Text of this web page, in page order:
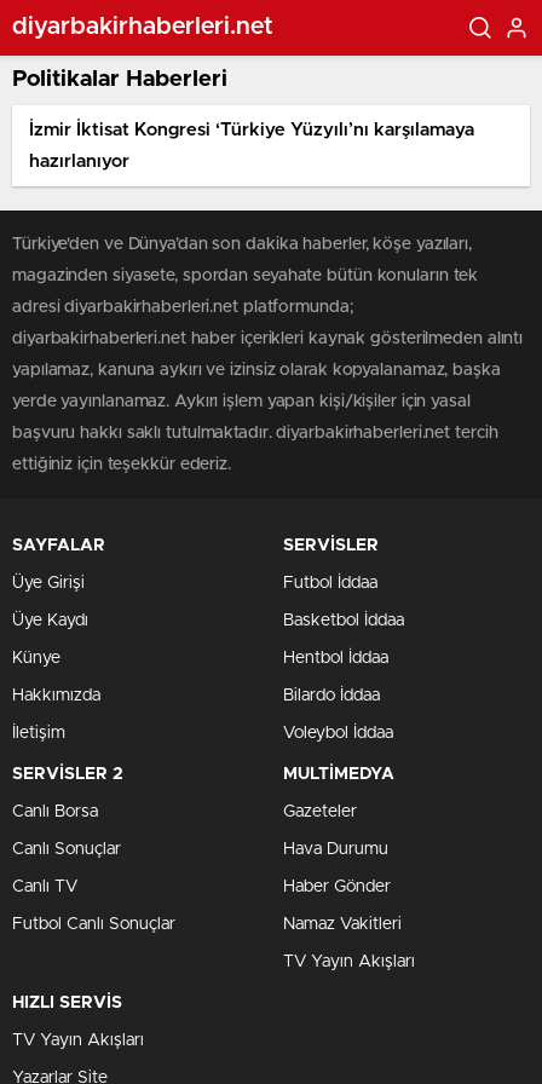
diyarbakirhaberleri.net
Politikalar Haberleri
İzmir İktisat Kongresi ‘Türkiye Yüzyılı’nı karşılamaya
hazırlanıyor
Türkiye'den ve Dünya’dan son dakika haberler, köşe yazıları,
magazinden siyasete, spordan seyahate bütün konuların tek
adresi diyarbakirhaberleri.net platformunda;
diyarbakirhaberleri.net haber içerikleri kaynak gösterilmeden alıntı
yapılamaz, kanuna aykırı ve izinsiz olarak kopyalanamaz, başka
yerde yayınlanamaz. Aykırı işlem yapan kişi/kişiler için yasal
başvuru hakkı saklı tutulmaktadır. diyarbakirhaberleri.net tercih
ettiğiniz için teşekkür ederiz.
SAYFALAR
Üye Girişi
Üye Kaydı
Künye
Hakkımızda
İletişim
SERVİSLER
Futbol İddaa
Basketbol İddaa
Hentbol İddaa
Bilardo İddaa
Voleybol İddaa
SERVİSLER 2
Canlı Borsa
Canlı Sonuçlar
Canlı TV
Futbol Canlı Sonuçlar
MULTİMEDYA
Gazeteler
Hava Durumu
Haber Gönder
Namaz Vakitleri
TV Yayın Akışları
HIZLI SERVİS
TV Yayın Akışları
Yazarlar Site